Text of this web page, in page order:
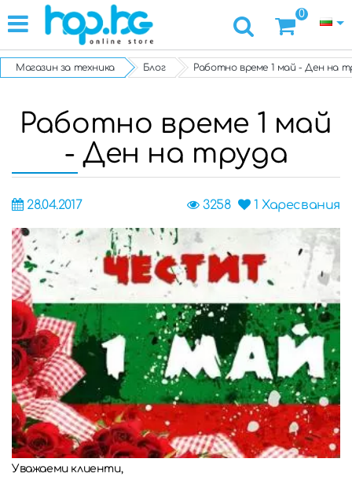
0
Магазин за техника Блог Работно време 1 май - Ден на
Работно време 1 май
- Ден на труда
28.04.2017 1 Харесвания
3258
Уважаеми клиенти,